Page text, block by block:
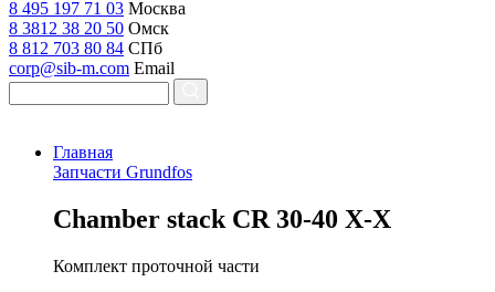
8 495 197 71 03 Москва
8 3812 38 20 50 Омск
8 812 703 80 84 СПб
corp@sib-m.com Email
Главная
Запчасти Grundfos
Chamber stack CR 30-40 X-X
Комплект проточной части